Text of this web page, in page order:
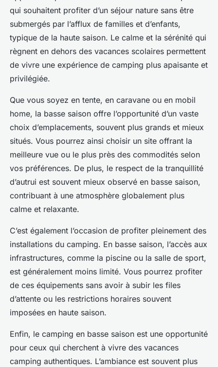
qui souhaitent profiter d’un séjour nature sans être
submergés par l’afflux de familles et d’enfants,
typique de la haute saison. Le calme et la sérénité qui
règnent en dehors des vacances scolaires permettent
de vivre une expérience de camping plus apaisante et
privilégiée.
Que vous soyez en tente, en caravane ou en mobil
home, la basse saison offre l’opportunité d’un vaste
choix d’emplacements, souvent plus grands et mieux
situés. Vous pourrez ainsi choisir un site offrant la
meilleure vue ou le plus près des commodités selon
vos préférences. De plus, le respect de la tranquillité
d’autrui est souvent mieux observé en basse saison,
contribuant à une atmosphère globalement plus
calme et relaxante.
C’est également l’occasion de profiter pleinement des
installations du camping. En basse saison, l’accès aux
infrastructures, comme la piscine ou la salle de sport,
est généralement moins limité. Vous pourrez profiter
de ces équipements sans avoir à subir les files
d’attente ou les restrictions horaires souvent
imposées en haute saison.
Enfin, le camping en basse saison est une opportunité
pour ceux qui cherchent à vivre des vacances
camping authentiques. L’ambiance est souvent plus